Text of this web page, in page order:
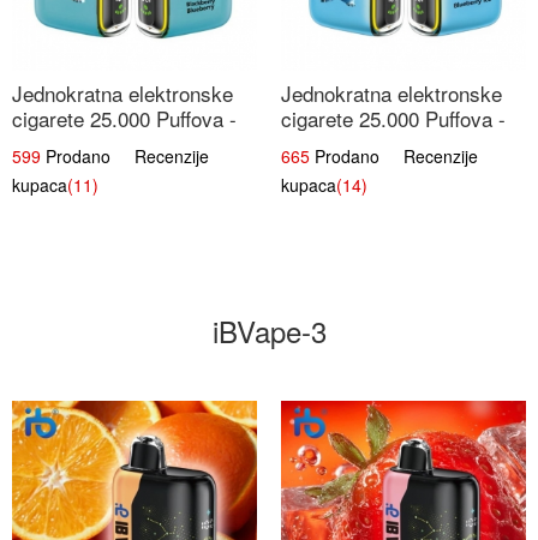
Jednokratna elektronske
cigarete 25.000 Puffova -
Kupina & Borovnica |
Šumska Voćna Mješavina
599 Prodano Recenzije
kupaca(11)
Jednokratna elektronske
cigarete 25.000 Puffova -
Jagodni Sladoled |
Kremasta Slatka Okus
665 Prodano Recenzije
kupaca(14)
iBVape-3